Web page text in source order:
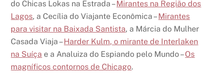
do Chicas Lokas na Estrada –Mirantes na Região dos
Lagos, a Cecília do Viajante Econômica –Mirantes
para visitar na Baixada Santista, a Márcia do Mulher
Casada Viaja –Harder Kulm, o mirante de Interlaken
na Suíça e a Analuiza do Espiando pelo Mundo –Os
magníficos contornos de Chicago.